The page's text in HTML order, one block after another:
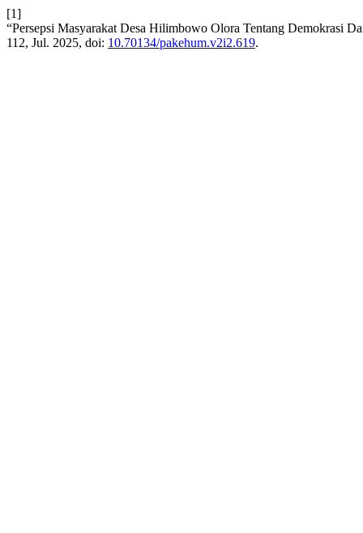
[1]
“Persepsi Masyarakat Desa Hilimbowo Olora Tentang Demokrasi
112, Jul. 2025, doi: 10.70134/pakehum.v2i2.619.